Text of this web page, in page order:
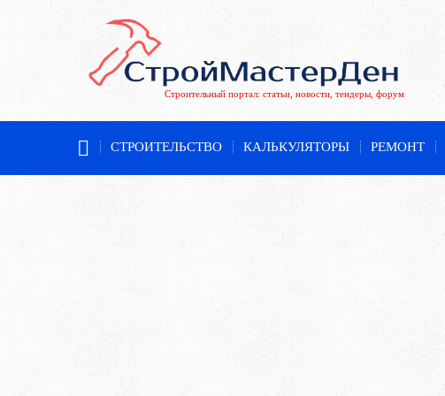
Строительный портал: статьи, новости, тендеры, форум
СТРОИТЕЛЬСТВО КАЛЬКУЛЯТОРЫ РЕМОНТ